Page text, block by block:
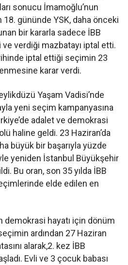
sonucu İmamoğlu’nun
18. gününde YSK, daha önceki
bir kararla sadece İBB
ve verdiği mazbatayı iptal etti.
iptal ettiği seçimin 23
karar verdi.
Yaşam Vadisi’nde
yeni seçim kampanyasına
adalet ve demokrasi
haline geldi. 23 Haziran’da
büyük bir başarıyla yüzde
yeniden İstanbul Büyükşehir
Bu oran, son 35 yılda İBB
elde edilen en
demokrasi hayatı için dönüm
ardından 27 Haziran
alarak,2. kez İBB
Evli ve 3 çocuk babası